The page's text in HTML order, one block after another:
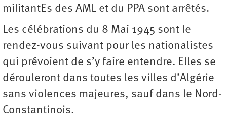
militantEs des AML et du PPA sont arrêtés.
Les célébrations du 8 Mai 1945 sont le
rendez-vous suivant pour les nationalistes
qui prévoient de s’y faire entendre. Elles se
dérouleront dans toutes les villes d’Algérie
sans violences majeures, sauf dans le Nord-
Constantinois.